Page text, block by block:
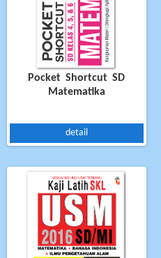
Pocket Shortcut SD
Matematika
detail